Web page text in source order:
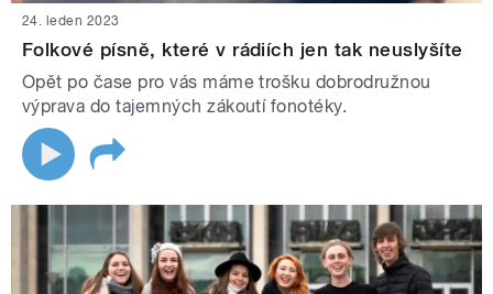
24. leden 2023
Folkové písně, které v rádiích jen tak neuslyšíte
Opět po čase pro vás máme trošku dobrodružnou
výprava do tajemných zákoutí fonotéky.